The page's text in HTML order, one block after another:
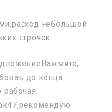
небольшой
строчек
до конца
рабочая